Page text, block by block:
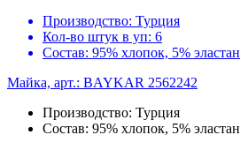
Производство: Турция
Кол-во штук в уп: 6
Состав: 95% хлопок, 5% эластан
Майка, арт.: BAYKAR 2562242
Производство: Турция
Состав: 95% хлопок, 5% эластан